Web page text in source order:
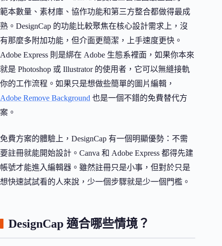
範本數量、素材庫、協作功能和第三方整合都做得最成
熟。DesignCap 的功能比較聚焦在核心設計需求上，沒
有那麼多附加功能，但介面更簡潔，上手速度更快。
Adobe Express 則是綁在 Adobe 生態系裡面，如果你本來
就是 Photoshop 或 Illustrator 的使用者，它可以無縫接軌
你的工作流程。如果只是想做些簡單的圖片編輯，
Adobe Remove Background 也是一個不錯的免費替代方
案。
免費方案的體驗上，DesignCap 有一個明顯優勢：不需
要註冊就能開始設計。Canva 和 Adobe Express 都得先建
帳號才能進入編輯器。雖然註冊只是小事，但對於只是
想快速試試看的人來說，少一個步驟就是少一個門檻。
DesignCap 適合哪些情境？